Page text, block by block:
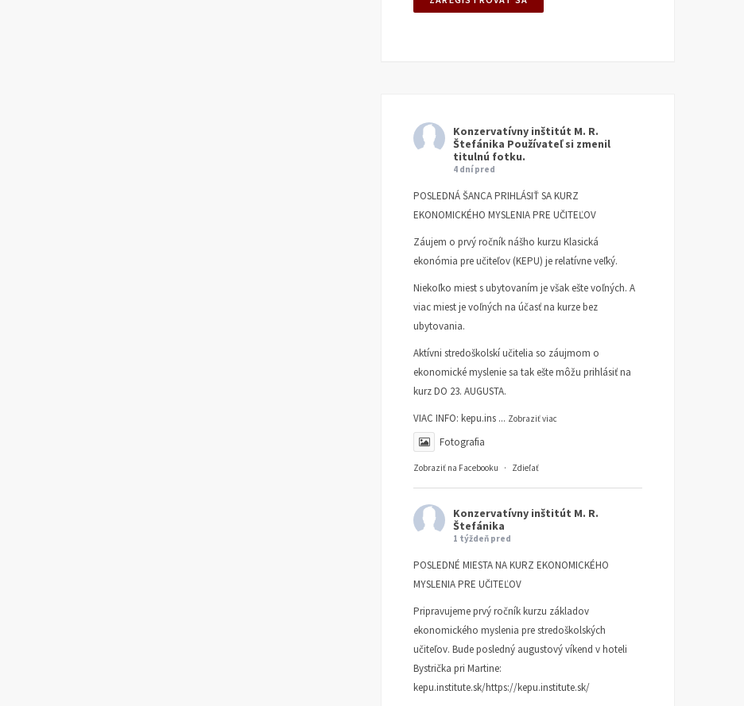
Konzervatívny inštitút M. R.
Štefánika Používateľ si zmenil
titulnú fotku.
4 dní pred
POSLEDNÁ ŠANCA PRIHLÁSIŤ SA KURZ
EKONOMICKÉHO MYSLENIA PRE UČITEĽOV
Záujem o prvý ročník nášho kurzu Klasická
ekonómia pre učiteľov (KEPU) je relatívne veľký.
Niekoľko miest s ubytovaním je však ešte voľných. A
viac miest je voľných na účasť na kurze bez
ubytovania.
Aktívni stredoškolskí učitelia so záujmom o
ekonomické myslenie sa tak ešte môžu prihlásiť na
kurz DO 23. AUGUSTA.
VIAC INFO: kepu.ins ... Zobraziť viac
Fotografia
Zobraziť na Facebooku · Zdieľať
Konzervatívny inštitút M. R.
Štefánika
1 týždeň pred
POSLEDNÉ MIESTA NA KURZ EKONOMICKÉHO
MYSLENIA PRE UČITEĽOV
Pripravujeme prvý ročník kurzu základov
ekonomického myslenia pre stredoškolských
učiteľov. Bude posledný augustový víkend v hoteli
Bystrička pri Martine:
kepu.institute.sk/https://kepu.institute.sk/